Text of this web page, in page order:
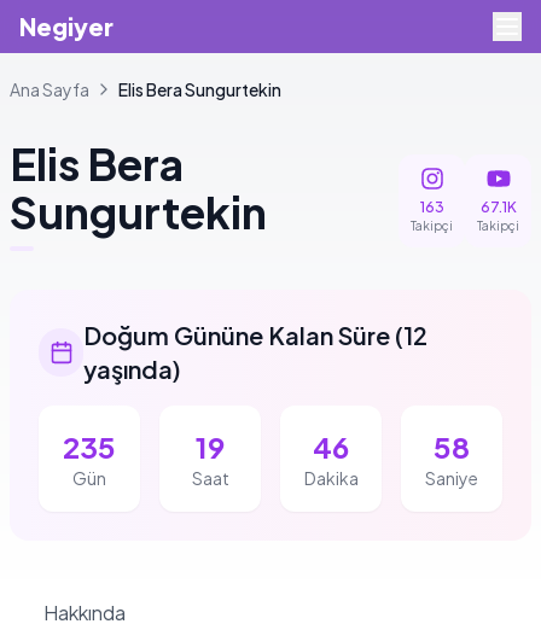
Negiyer
Ana Sayfa ElisBera Sungurtekin
Elis Bera
Sungurtekin
163
Takipçi
67.1K
Takipçi
Doğum Gününe Kalan Süre (12
yaşında)
235
Gün
19
Saat
46
Dakika
58
Saniye
Hakkında